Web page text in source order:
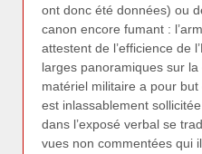
ont donc été données) ou
canon encore fumant :
attestent de l’efficience de
larges panoramiques sur
matériel militaire a pour but
est inlassablement
dans l’exposé verbal se
vues non commentées qui